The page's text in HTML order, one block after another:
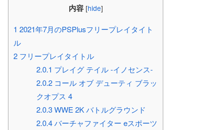
内容 [hide]
1 2021年7月のPSPlusフリープレイタイト
ル
2 フリープレイタイトル
2.0.1 プレイグ テイル -イノセンス-
2.0.2コール オブ デューティ ブラッ
クオプス 4
2.0.3WWE 2K バトルグラウンド
2.0.4バーチャファイター eスポーツ